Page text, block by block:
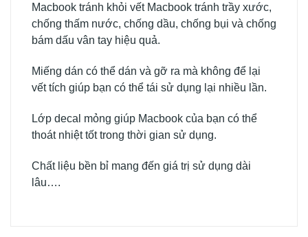
Macbook tránh khỏi vết Macbook tránh trầy xước,
chống thấm nước, chống dầu, chống bụi và chống
bám dấu vân tay hiệu quả.
Miếng dán có thể dán và gỡ ra mà không để lại
vết tích giúp bạn có thể tái sử dụng lại nhiều lần.
Lớp decal mỏng giúp Macbook của bạn có thể
thoát nhiệt tốt trong thời gian sử dụng.
Chất liệu bền bỉ mang đến giá trị sử dụng dài
lâu….